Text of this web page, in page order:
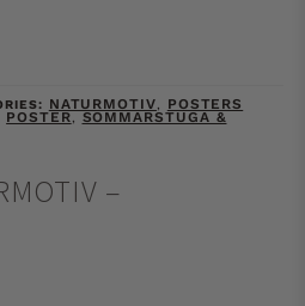
NATURMOTIV, POSTERS
POSTER, SOMMARSTUGA &
–